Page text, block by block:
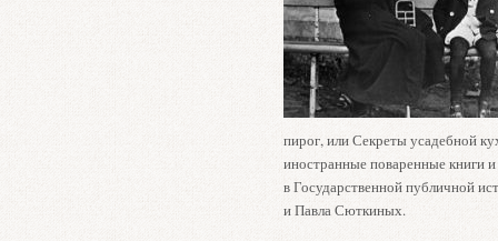
пирог, или Секреты усадебной
иностранные поваренные книги
в Государственной публичной
и Павла Сюткиных.